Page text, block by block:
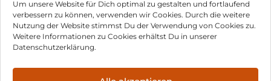
Um unsere Website für Dich optimal zu gestalten und fortlaufend
verbessern zu können, verwenden wir Cookies. Durch die weitere
Nutzung der Website stimmst Du der Verwendung von Cookies zu.
Weitere Informationen zu Cookies erhältst Du in unserer
Datenschutzerklärung.
Impressum